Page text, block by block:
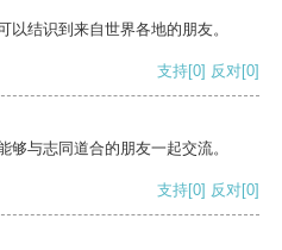
结识到来自世界各地的朋友。
支持[0] 反对[0]
与志同道合的朋友一起交流。
支持[0] 反对[0]